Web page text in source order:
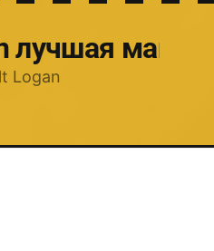
лучшая машина
Logan